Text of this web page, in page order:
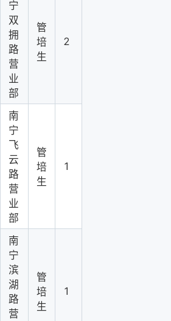
宁
双
拥
路
营
业
部
管
培
生
2
南
宁
飞
云
路
营
业
部
管
培
生
1
南
宁
滨
湖
路
营
管
培
生
1